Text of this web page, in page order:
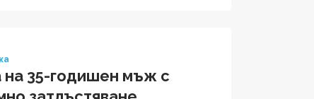
на 35-годишен мъж с